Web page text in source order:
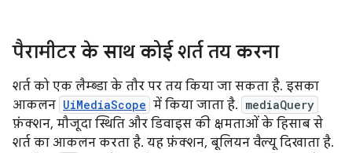
पैरामीटर के साथ कोई शर्त तय करना
शर्त को एक लैम्ब्डा के तौर पर तय किया जा सकता है. इसका
आकलन UiMediaScope में किया जाता है. mediaQuery
फ़ंक्शन, मौजूदा स्थिति और डिवाइस की क्षमताओं के हिसाब से
शर्त का आकलन करता है. यह फ़ंक्शन, बूलियन वैल्यू दिखाता है.